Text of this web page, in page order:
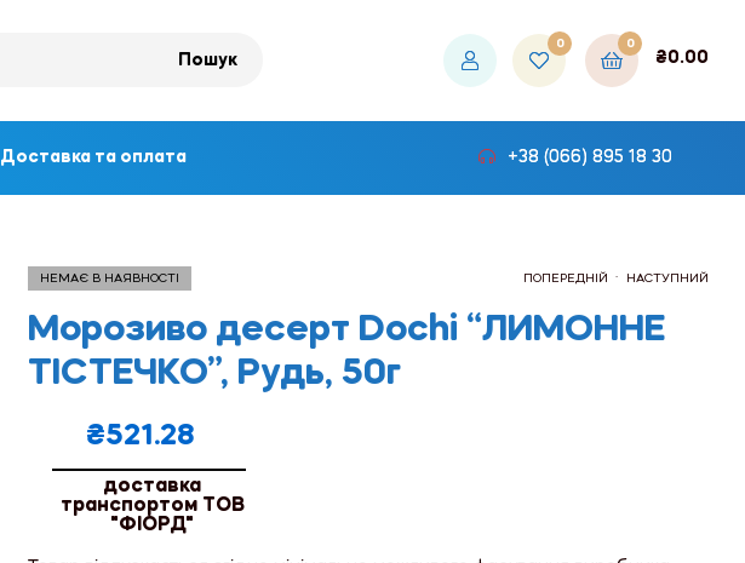
Пошук
0 0
₴0.00
Доставка та оплата +38 (066) 895 18 30
ПОПЕРЕДНІЙ НАСТУПНИЙ
НЕМАЄ В НАЯВНОСТІ
Морозиво десерт Dochi “ЛИМОННЕ
ТІСТЕЧКО”, Рудь, 50г
₴521.28
доставка
транспортом ТОВ
"ФІОРД"